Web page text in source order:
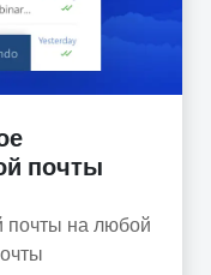
почты
почты на любой